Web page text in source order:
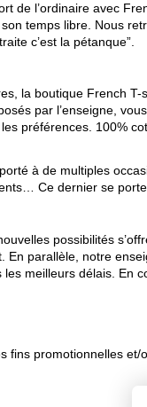
de l’ordinaire avec
temps libre. Nous
c’est la pétanque”.
la boutique French
par l’enseigne,
préférences. 100%
à de multiples
Ce dernier se
possibilités
parallèle, notre
meilleurs délais. En
Questions
promotionnelles